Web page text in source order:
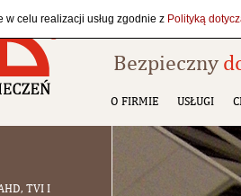
Bezpieczny
O FIRMIE USŁUGI
TVI I
w celu realizacji usług zgodnie z Polityką